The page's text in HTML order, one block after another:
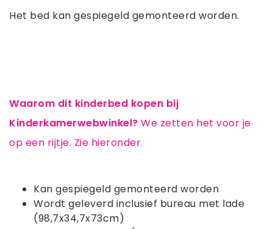
Het bed kan gespiegeld gemonteerd worden.
Waarom dit kinderbed kopen bij
Kinderkamerwebwinkel? We zetten het voor je
op een rijtje. Zie hieronder.
Kan gespiegeld gemonteerd worden
Wordt geleverd inclusief bureau met lade
(98,7x34,7x73cm)